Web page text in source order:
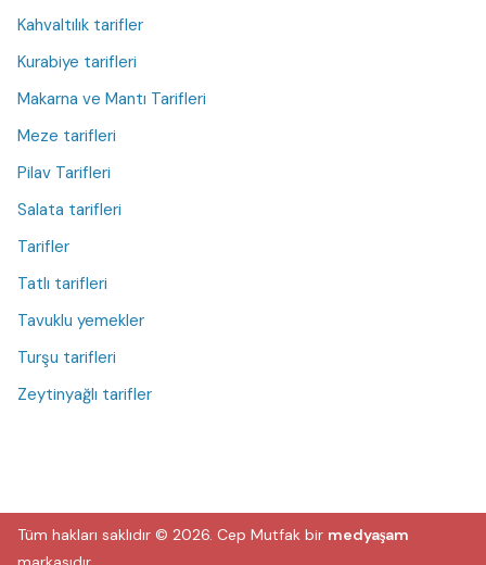
Kahvaltılık tarifler
Kurabiye tarifleri
Makarna ve Mantı Tarifleri
Meze tarifleri
Pilav Tarifleri
Salata tarifleri
Tarifler
Tatlı tarifleri
Tavuklu yemekler
Turşu tarifleri
Zeytinyağlı tarifler
Tüm hakları saklıdır © 2026. Cep Mutfak bir medyaşam